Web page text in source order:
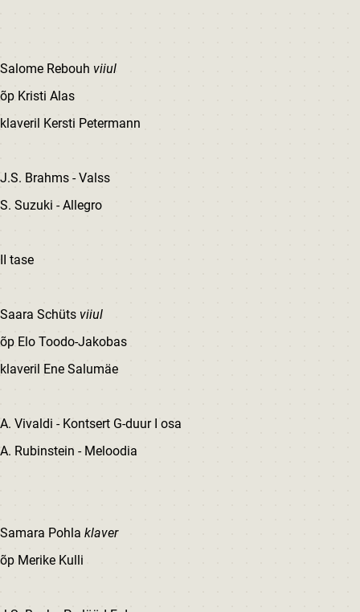
Salome Rebouh viiul
õp Kristi Alas
klaveril Kersti Petermann
J.S. Brahms - Valss
S. Suzuki - Allegro
II tase
Saara Schüts viiul
õp Elo Toodo-Jakobas
klaveril Ene Salumäe
A. Vivaldi - Kontsert G-duur I osa
A. Rubinstein - Meloodia
Samara Pohla klaver
õp Merike Kulli